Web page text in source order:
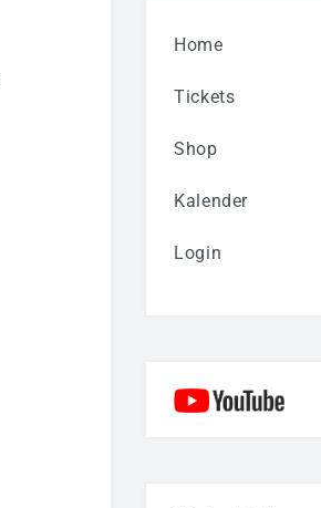
Home
Tickets
Shop
Kalender
Login